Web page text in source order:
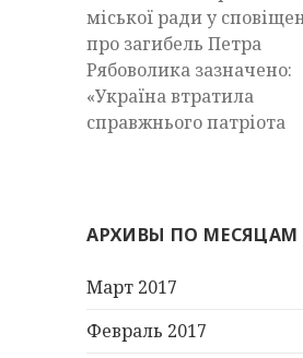
міської ради у
про загибель Петра
Рябоволика зазначено:
«Україна втратила
справжнього патріота
АРХИВЫ ПО МЕСЯЦАМ
Март 2017
Февраль 2017